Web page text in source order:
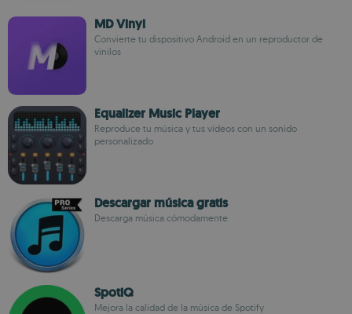
MD Vinyl
Convierte tu dispositivo Android en un reproductor de
vinilos
Equalizer Music Player
Reproduce tu música y tus vídeos con un sonido
personalizado
Descargar música gratis
Descarga música cómodamente
SpotiQ
Mejora la calidad de la música de Spotify